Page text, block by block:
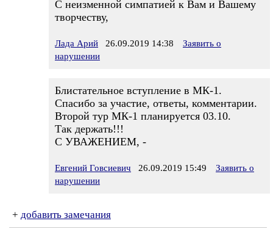
С неизменной симпатией к Вам и Вашему
творчеству,
Лада Арий 26.09.2019 14:38
Заявить о
нарушении
Блистательное вступление в МК-1.
Спасибо за участие, ответы, комментарии.
Второй тур МК-1 планируется 03.10.
Так держать!!!
С УВАЖЕНИЕМ, -
Евгений Говсиевич 26.09.2019 15:49
Заявить о
нарушении
+ добавить замечания